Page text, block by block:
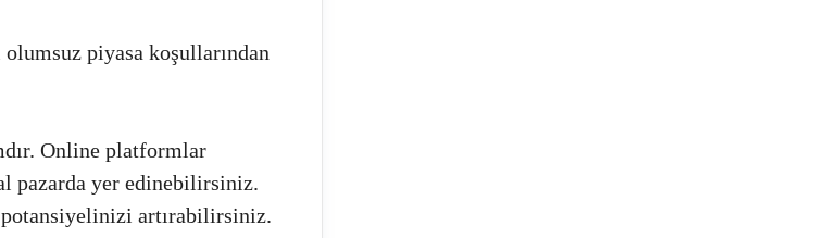
piyasa koşullarından
Online platformlar
pazarda yer edinebilirsiniz.
artırabilirsiniz.